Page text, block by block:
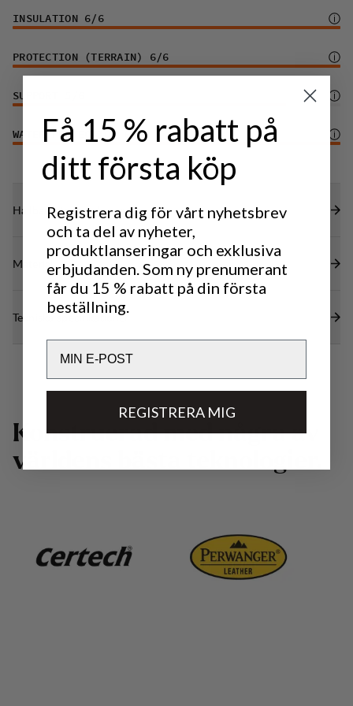
INSULATION 6/6
PROTECTION (TERRAIN) 6/6
SUPPORT
WATER PROTECTION 6/6
Hållbarhetsegenskaper
Material
Tekniska specifikationer
K nstruerad med några av
v
Få 15 % rabatt på
ditt första köp
Registrera dig för vårt nyhetsbrev
och ta del av nyheter,
produktlanseringar och exklusiva
erbjudanden. Som ny prenumerant
får du 15 % rabatt på din första
beställning.
REGISTRERA MIG